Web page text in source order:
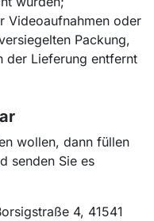
Videoaufnahmen oder
Packung,
der Lieferung entfernt
wollen, dann füllen
senden Sie es
4, 41541